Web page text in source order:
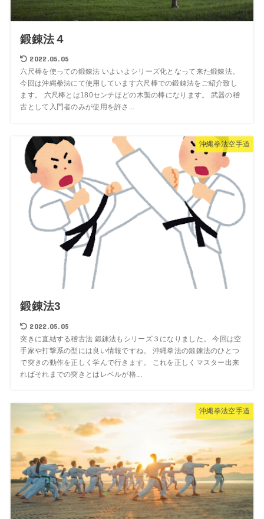
鍛錬法４
2022.05.05
六尺棒を使っての鍛錬法 いよいよシリーズ化となって来た鍛錬法。
今回は沖縄拳法にて使用しています六尺棒での鍛錬法をご紹介致し
ます。 六尺棒とは180センチほどの木製の棒になります。 武器の稽
古として入門者のみが使用を許さ...
沖縄拳法空手道
鍛錬法3
2022.05.05
突きに直結する稽古法 鍛錬法もシリーズ３になりました。 今回は空
手家や打撃系の型には良い情報ですね。 沖縄拳法の鍛錬法のひとつ
で突きの動作を正しく学んで行きます。 これを正しくマスター出来
ればそれまでの突きとはレベルが格...
沖縄拳法空手道